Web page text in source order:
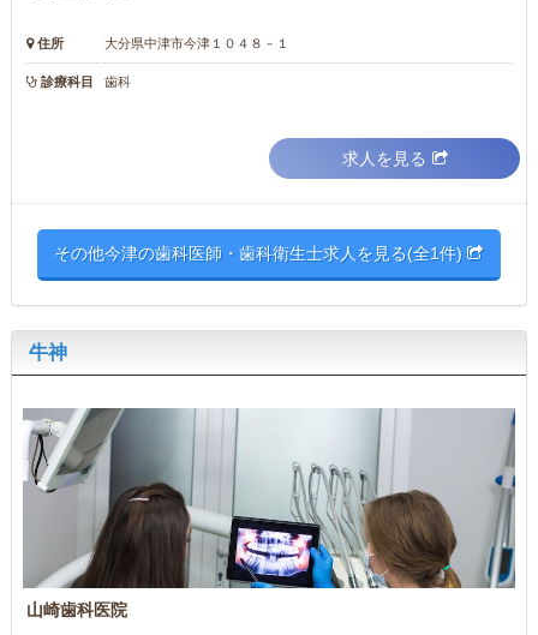
住所 大分県中津市今津１０４８－１
診療科目 歯科
求人を見る
その他今津の歯科医師・歯科衛生士求人を見る(全1件)
牛神
山崎歯科医院